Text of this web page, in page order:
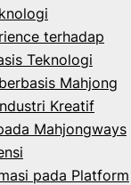
terhadap
Teknologi
Mahjong
Kreatif
Mahjongways
pada Platform